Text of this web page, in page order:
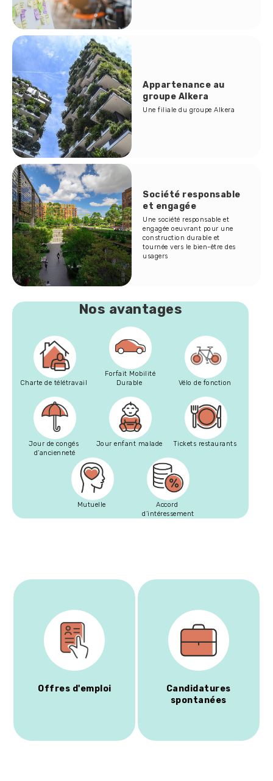
Appartenance au
groupe Alkera
Une filiale du groupe Alkera
Société responsable
et engagée
Une société responsable et
engagée oeuvrant pour une
construction durable et
tournée vers le bien-être des
usagers
Nos avantages
Charte de télétravail
Forfait Mobilité
Durable
Vélo de fonction
Jour de congés
d’ancienneté
Jour enfant malade Tickets restaurants
Mutuelle
Accord
d’intéressement
Offres d'emploi
Candidatures
spontanées